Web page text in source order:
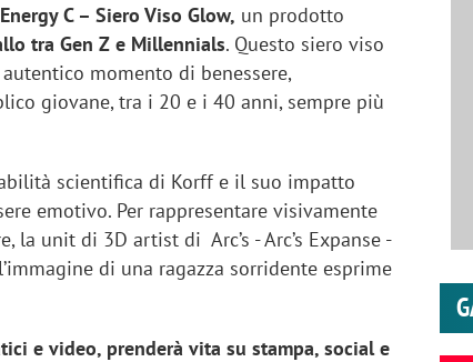
C – Siero Viso Glow, un prodotto
tra Gen Z e Millennials. Questo siero viso
momento di benessere,
giovane, tra i 20 e i 40 anni, sempre più
scientifica di Korff e il suo impatto
emotivo. Per rappresentare visivamente
la unit di 3D artist di Arc’s - Arc’s Expanse -
di una ragazza sorridente esprime
e video, prenderà vita su stampa, social e